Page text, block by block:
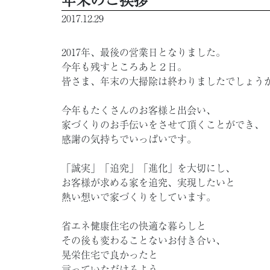
2017.12.29
2017年、最後の営業日となりました。
今年も残すところあと２日。
皆さま、年末の大掃除は終わりましたでしょう
今年もたくさんのお客様と出会い、
家づくりのお手伝いをさせて頂くことができ、
感謝の気持ちでいっぱいです。
「誠実」「追究」「進化」を大切にし、
お客様が求める家を追究、実現したいと
熱い想いで家づくりをしています。
省エネ健康住宅の快適な暮らしと
その後も変わることないお付き合い、
晃栄住宅で良かったと